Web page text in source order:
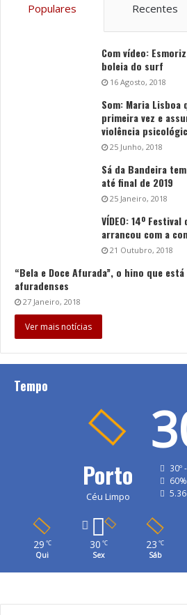
Populares Recentes
Com vídeo:
boleia do surf
16 Agosto, 2018
Som: Maria
primeira vez e
violência
25 Junho, 2018
Sá da Bandeira
até final de 2019
25 Janeiro, 2018
VÍDEO: 14º
arrancou com a
21 Outubro, 2018
“Bela e Doce Afurada”, o hino que
afuradenses
27 Janeiro, 2018
Ver mais notícias
Tempo
Porto
Céu Limpo
30º
60%
29 ℃
Qui
30 ℃
Sex
23 ℃
Sáb